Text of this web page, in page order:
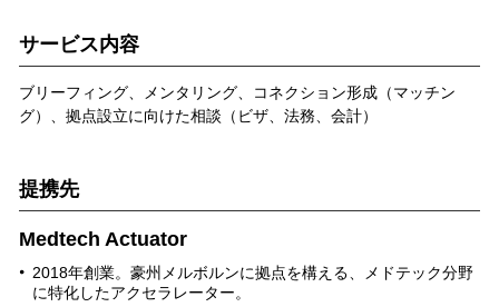
サービス内容
ブリーフィング、メンタリング、コネクション形成（マッチン
グ）、拠点設立に向けた相談（ビザ、法務、会計）
提携先
Medtech Actuator
2018年創業。豪州メルボルンに拠点を構える、メドテック分野
に特化したアクセラレーター。